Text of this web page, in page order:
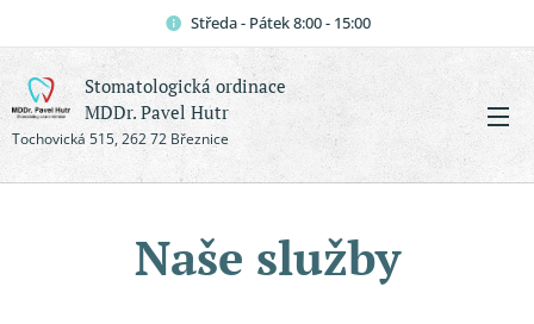
Středa - Pátek 8:00 - 15:00
Stomatologická ordinace
MDDr. Pavel Hutr
Tochovická 515, 262 72 Březnice
Naše služby